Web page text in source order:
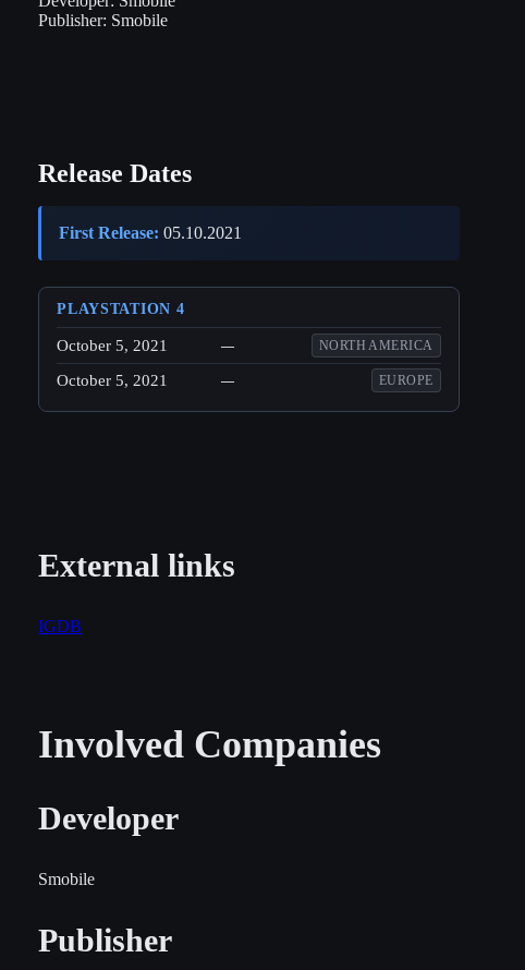
Publisher: Smobile
Release Dates
First Release: 05.10.2021
PLAYSTATION 4
October 5, 2021 — NORTH AMERICA
October 5, 2021 — EUROPE
External links
IGDB
Involved Companies
Developer
Smobile
Publisher